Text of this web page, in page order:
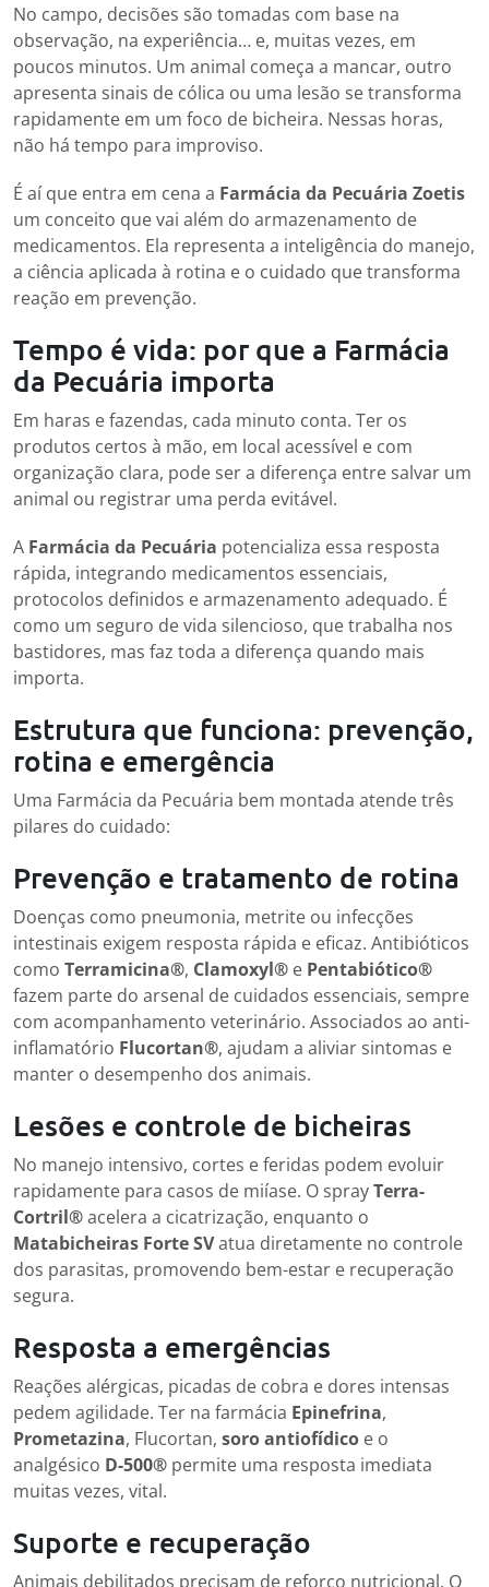
No campo, decisões são tomadas com base na
observação, na experiência… e, muitas vezes, em
poucos minutos. Um animal começa a mancar, outro
apresenta sinais de cólica ou uma lesão se transforma
rapidamente em um foco de bicheira. Nessas horas,
não há tempo para improviso.
É aí que entra em cena a Farmácia da Pecuária Zoetis
um conceito que vai além do armazenamento de
medicamentos. Ela representa a inteligência do manejo,
a ciência aplicada à rotina e o cuidado que transforma
reação em prevenção.
Tempo é vida: por que a Farmácia
da Pecuária importa
Em haras e fazendas, cada minuto conta. Ter os
produtos certos à mão, em local acessível e com
organização clara, pode ser a diferença entre salvar um
animal ou registrar uma perda evitável.
A Farmácia da Pecuária potencializa essa resposta
rápida, integrando medicamentos essenciais,
protocolos definidos e armazenamento adequado. É
como um seguro de vida silencioso, que trabalha nos
bastidores, mas faz toda a diferença quando mais
importa.
Estrutura que funciona: prevenção,
rotina e emergência
Uma Farmácia da Pecuária bem montada atende três
pilares do cuidado:
Prevenção e tratamento de rotina
Doenças como pneumonia, metrite ou infecções
intestinais exigem resposta rápida e eficaz. Antibióticos
como Terramicina®, Clamoxyl® e Pentabiótico®
fazem parte do arsenal de cuidados essenciais, sempre
com acompanhamento veterinário. Associados ao anti-
inflamatório Flucortan®, ajudam a aliviar sintomas e
manter o desempenho dos animais.
Lesões e controle de bicheiras
No manejo intensivo, cortes e feridas podem evoluir
rapidamente para casos de miíase. O sprayTerra-
Cortril®acelera a cicatrização, enquanto o
Matabicheiras Forte SVatua diretamente no controle
dos parasitas, promovendo bem-estar e recuperação
segura.
Resposta a emergências
Reações alérgicas, picadas de cobra e dores intensas
pedem agilidade. Ter na farmácia Epinefrina,
Prometazina, Flucortan, soro antiofídico e o
analgésico D-500® permite uma resposta imediata
muitas vezes, vital.
Suporte e recuperação
Animais debilitados precisam de reforço nutricional. O